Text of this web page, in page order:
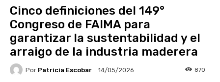
Cinco definiciones del 149°
Congreso de FAIMA para
garantizar la sustentabilidad y el
arraigo de la industria maderera
Por Patricia Escobar 14/05/2026 870